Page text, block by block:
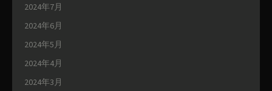
2024年7月
2024年6月
2024年5月
2024年4月
2024年3月